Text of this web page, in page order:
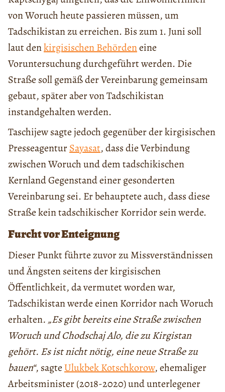
von Woruch heute passieren müssen, um
Tadschikistan zu erreichen. Bis zum 1. Juni soll
laut denkirgisischen Behördeneine
Voruntersuchung durchgeführt werden. Die
Straße soll gemäß der Vereinbarung gemeinsam
gebaut, später aber von Tadschikistan
instandgehalten werden.
Taschijew sagte jedoch gegenüber der kirgisischen
PresseagenturSayasat, dass die Verbindung
zwischen Woruch und dem tadschikischen
Kernland Gegenstand einer gesonderten
Vereinbarung sei. Er behauptete auch, dass diese
Straße kein tadschikischer Korridor sein werde.
Furcht vor Enteignung
Dieser Punkt führte zuvor zu Missverständnissen
und Ängsten seitens der kirgisischen
Öffentlichkeit, da vermutet worden war,
Tadschikistan werde einen Korridor nach Woruch
erhalten. „Es gibt bereits eine Straße zwischen
Woruch und Chodschaj Alo, die zu Kirgistan
gehört. Es ist nicht nötig, eine neue Straße zu
bauen“, sagteUlukbek Kotschkorow, ehemaliger
Arbeitsminister (2018-2020) und unterlegener